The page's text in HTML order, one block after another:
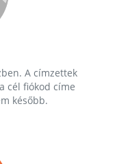
A címzettek
cél fiókod címe
később.